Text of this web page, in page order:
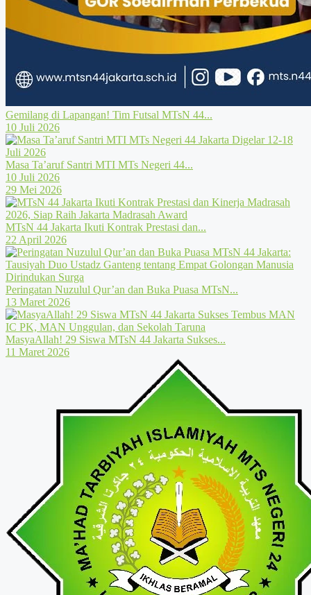
Gemilang di Lapangan! Tim Futsal MTsN 44...
10 Juli 2026
Masa Ta’aruf Santri MTI MTs Negeri 44...
10 Juli 2026
29 Mei 2026
MTsN 44 Jakarta Ikuti Kontrak Prestasi dan...
22 April 2026
Peringatan Nuzulul Qur’an dan Buka Puasa MTsN...
13 Maret 2026
MasyaAllah! 29 Siswa MTsN 44 Jakarta Sukses...
11 Maret 2026